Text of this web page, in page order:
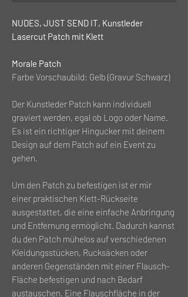
NUDES, JUST SEND IT, Kunstleder
Lasercut Patch mit Klett
Morale Patch
Farbe Vorschaubild: Gelb (Gravur Schwarz)
Der Kunstleder Patch kann individuell
graviert werden, egal ob Logo oder Name.
Es ist ein richtiger Hingucker mit deinem
Design auf dem Patch auf ein Event zu
gehen.
Um den Patch zu befestigen ist er mir
einer praktischen Klett-Rückseite
ausgestattet, die eine einfache Anbringung
und Entfernung ermöglicht. Dadurch kannst
du den Patch mühelos auf verschiedenen
Kleidungsstücken, Rucksäcken oder
anderen Gegenständen mit einer Flausch-
Fläche befestigen und nach Bedarf
austauschen. Eine Flauschfläche in der